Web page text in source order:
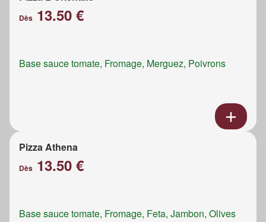
Dès 13.50 €
Base sauce tomate, Fromage, Merguez, Poivrons
Pizza Athena
Dès 13.50 €
Base sauce tomate, Fromage, Feta, Jambon, Olives